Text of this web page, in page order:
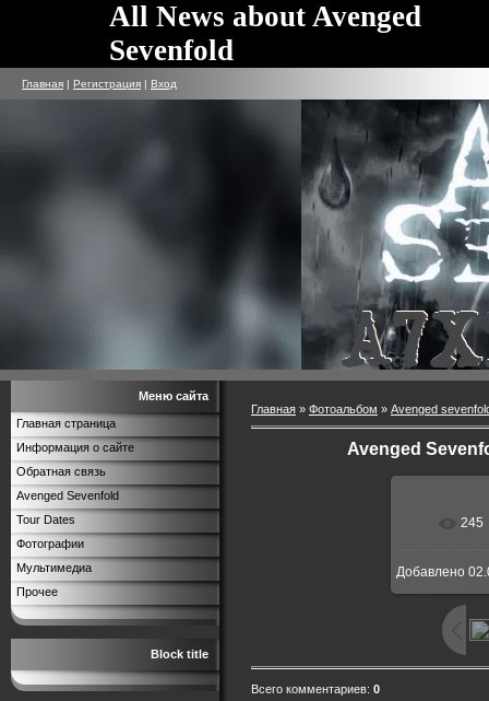
All News about Avenged
Sevenfold
Главная | Регистрация | Вход
Меню сайта
Главная страница
Информация о сайте
Обратная связь
Avenged Sevenfold
Tour Dates
Фотографии
Мультимедиа
Прочее
Block title
Главная » Фотоальбом » Avenged
Avenged
245
Добавлено
Всего комментариев: 0